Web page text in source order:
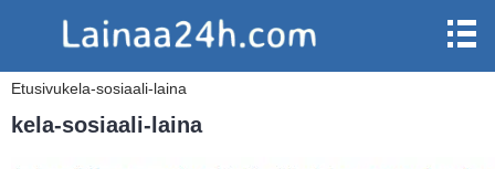
Etusivukela-sosiaali-laina
kela-sosiaali-laina